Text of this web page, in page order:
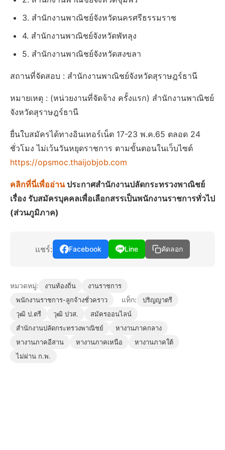
3. สำนักงานพาณิชย์จังหวัดนครศรีธรรมราช
4. สำนักงานพาณิชย์จังหวัดพัทลุง
5. สำนักงานพาณิชย์จังหวัดสงขลา
สถานที่จัดสอบ : สำนักงานพาณิชย์จังหวัดสุราษฎร์ธานี
หมายเหตุ : (หน่วยงานที่จัดจ้าง ครั้งแรก) สำนักงานพาณิชย์
จังหวัดสุราษฎร์ธานี
ยื่นใบสมัครได้ทางอินเทอร์เน็ต 17-23 พ.ค.65 ตลอด 24
ชั่วโมง ไม่เว้นวันหยุดราชการ ตามขั้นตอนในเว็บไซต์
https://opsmoc.thaijobjob.com
คลิกที่นี่เพื่ออ่านประกาศสำนักงานปลัดกระทรวงพาณิชย์
เรื่อง รับสมัครบุคคลเพื่อเลือกสรรเป็นพนักงานราชการทั่วไป
(ส่วนภูมิภาค)
แชร์: Facebook Line คัดลอก
หมวดหมู่: งานท้องถิ่น
งานราชการ
พนักงานราชการ-ลูกจ้างชั่วคราว
แท็ก:
ปริญญาตรี
วุฒิ ป.ตรี
วุฒิ ปวส.
สมัครออนไลน์
สำนักงานปลัดกระทรวงพาณิชย์
หางานภาคกลาง
หางานภาคอีสาน
หางานภาคเหนือ
หางานภาคใต้
ไม่ผ่าน ก.พ.